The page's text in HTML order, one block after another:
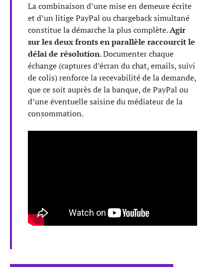
La combinaison d’une mise en demeure écrite
et d’un litige PayPal ou chargeback simultané
constitue la démarche la plus complète.Agir
sur les deux fronts en parallèle raccourcit le
délai de résolution. Documenter chaque
échange (captures d’écran du chat, emails, suivi
de colis) renforce la recevabilité de la demande,
que ce soit auprès de la banque, de PayPal ou
d’une éventuelle saisine du médiateur de la
consommation.